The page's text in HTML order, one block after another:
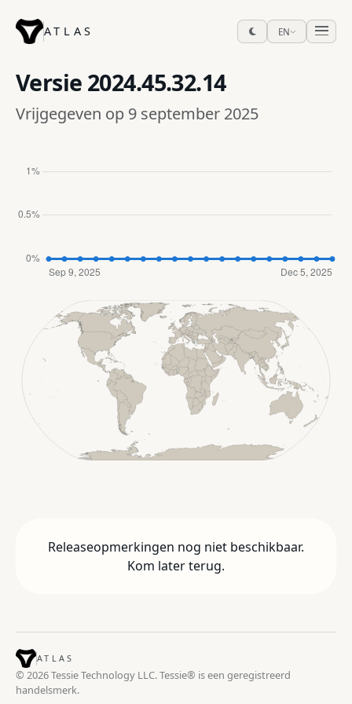
ATLAS EN
Versie 2024.45.32.14
Vrijgegeven op 9 september 2025
Releaseopmerkingen nog niet beschikbaar.
Kom later terug.
ATLAS
© 2026 Tessie Technology LLC. Tessie® is een geregistreerd
handelsmerk.